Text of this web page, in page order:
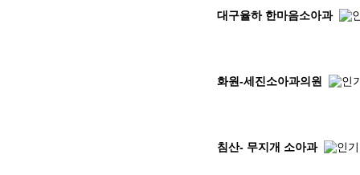
대구율하 한마음소아과
화원-세진소아과의원
침산- 무지개 소아과